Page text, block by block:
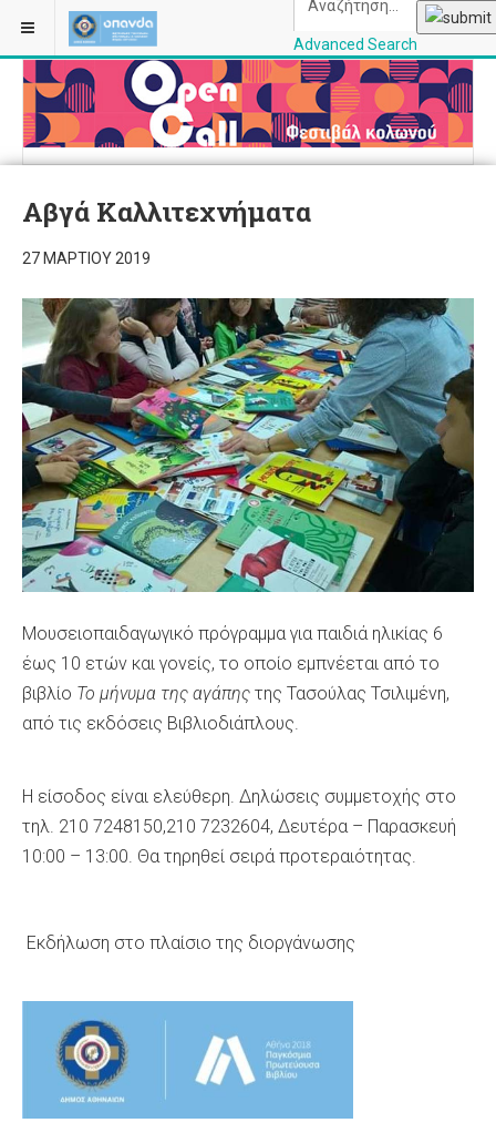
Advanced Search
Αβγά Καλλιτεχνήματα
27 ΜΑΡΤΊΟΥ 2019
Μουσειοπαιδαγωγικό πρόγραμμα για παιδιά ηλικίας 6
έως 10 ετών και γονείς, το οποίο εμπνέεται από το
βιβλίο Το μήνυμα της αγάπης της Τασούλας Τσιλιμένη,
από τις εκδόσεις Βιβλιοδιάπλους.
Η είσοδος είναι ελεύθερη. Δηλώσεις συμμετοχής στο
τηλ. 210 7248150,210 7232604, Δευτέρα – Παρασκευή
10:00 – 13:00. Θα τηρηθεί σειρά προτεραιότητας.
Εκδήλωση στο πλαίσιο της διοργάνωσης